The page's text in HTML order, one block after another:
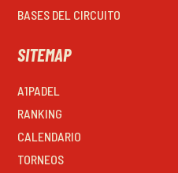
BASES DEL CIRCUITO
SITEMAP
A1PADEL
RANKING
CALENDARIO
TORNEOS